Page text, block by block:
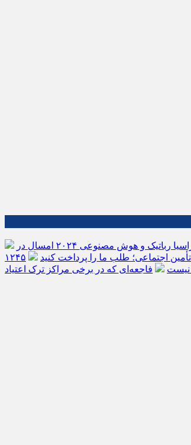
برگزاری مسابقات اوراسیا رباتیک و هوش مصنوعی ۲۰۲۴ امسال در
تأمین اجتماعی؛ طلب ما را پرداخت کنید
۱۲۴۵
نیست